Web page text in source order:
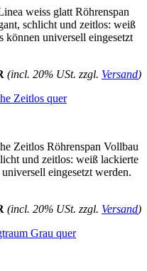
weiss glatt Röhrenspan
schlicht und zeitlos: weiß
können universell eingesetzt
(incl. 20% USt. zzgl. Versand)
Zeitlos quer
Zeitlos Röhrenspan Vollbau
und zeitlos: weiß lackierte
eingesetzt werden.
(incl. 20% USt. zzgl. Versand)
Grau quer